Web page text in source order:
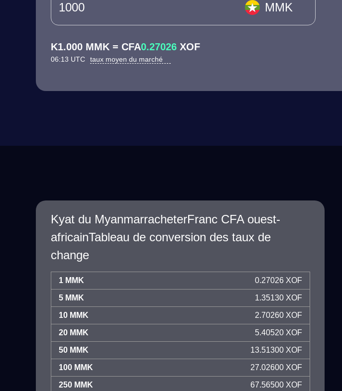
MMK
K1.000 MMK = CFA0.27026 XOF
06:13 UTC taux moyen du marché
Kyat du MyanmarracheterFranc CFA ouest-
africainTableau de conversion des taux de
change
1 MMK 0.27026 XOF
5 MMK 1.35130 XOF
10 MMK 2.70260 XOF
20 MMK 5.40520 XOF
50 MMK 13.51300 XOF
100 MMK 27.02600 XOF
250 MMK 67.56500 XOF